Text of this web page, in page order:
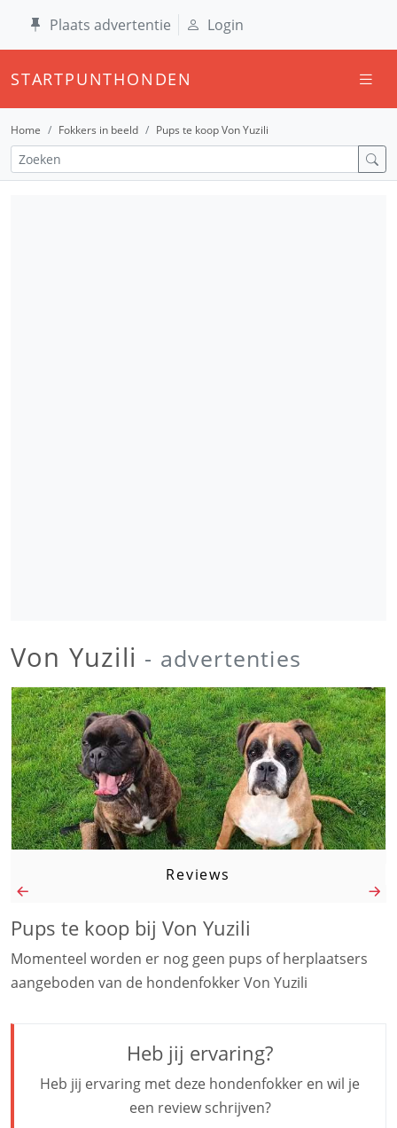
Plaats advertentie Login
STARTPUNTHONDEN
Home Fokkers in beeld Pups te koop Von Yuzili
Von Yuzili - advertenties
Reviews
Pups te koop bij Von Yuzili
Momenteel worden er nog geen pups of herplaatsers
aangeboden van de hondenfokker Von Yuzili
Heb jij ervaring?
Heb jij ervaring met deze hondenfokker en wil je
een review schrijven?